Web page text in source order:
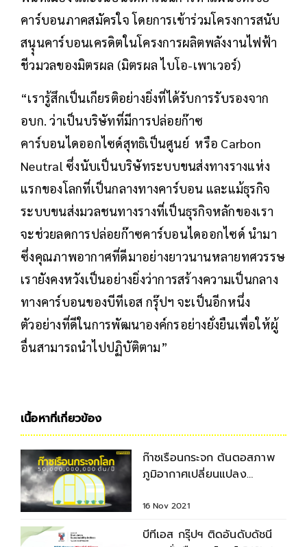
คาร์บอนภาคสมัครใจ โดยการเข้าร่วมโครงการสนับ
สนุุนคาร์บอนเครดิตในโครงการผลิตพลังงานไฟฟ้า
ชีวมวลของมิตรผล (มิตรผล ไบโอ-เพาเวอร์)
“เรารู้สึกเป็นเกียรติอย่างยิ่งที่ได้รับการรับรองจาก
อบก. ว่าเป็นบริษัทที่มีการปล่อยก๊าซ
คาร์บอนไดออกไซด์สุทธิเป็นศูนย์ หรือ Carbon
Neutral ซึ่งนับเป็นบริษัทระบบขนส่งทางรางแห่ง
แรกของโลกที่เป็นกลางทางคาร์บอน และแม้ธุรกิจ
ระบบขนส่งมวลชนทางรางที่เป็นธุรกิจหลักของเรา
จะช่วยลดการปล่อยก๊าซคาร์บอนไดออกไซด์ นำมา
ซึ่งคุณภาพอากาศที่ดีมาอย่างยาวนานหลายทศวรรษ
เรายังคงหวังเป็นอย่างยิ่งว่าการสร้างความเป็นกลาง
ทางคาร์บอนของบีทีเอส กรุ๊ปฯ จะเป็นอีกหนึ่ง
ตัวอย่างที่ดีในการพัฒนาองค์กรอย่างยั่งยืนเพื่อให้ผู้
อื่นสามารถนำไปปฏิบัติตาม”
เนื้อหาที่เกี่ยวข้อง
ก๊าซเรือนกระจก ต้นตอสภาพ
ภูมิอากาศเปลี่ยนแปลง
16 Nov 2021
บีทีเอส กรุ๊ปฯ ติดอันดับดัชนี